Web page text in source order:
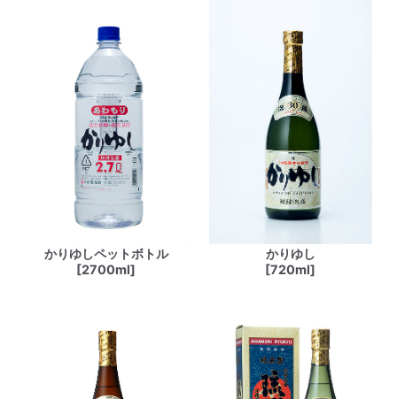
かりゆしペットボトル
[2700ml]
かりゆし
[720ml]